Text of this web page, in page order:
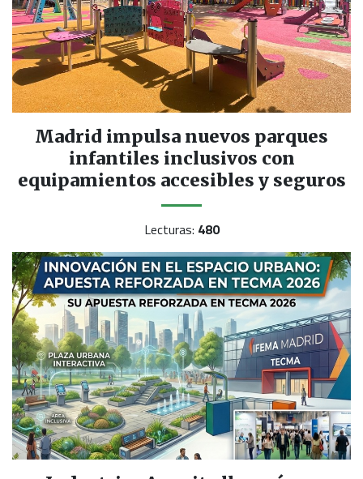
Madrid impulsa nuevos parques
infantiles inclusivos con
equipamientos accesibles y seguros
Lecturas: 480